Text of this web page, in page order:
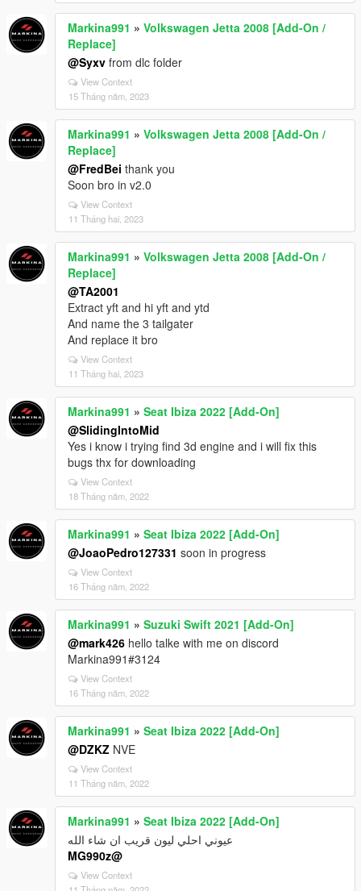
Markina991 » Volkswagen Jetta 2008 [Add-On /
Replace]
@Syxv from dlc folder
View Context
15 Tháng năm, 2023
Markina991 » Volkswagen Jetta 2008 [Add-On /
Replace]
@FredBei thank you
Soon bro in v2.0
View Context
11 Tháng hai, 2023
Markina991 » Volkswagen Jetta 2008 [Add-On /
Replace]
@TA2001
Extract yft and hi yft and ytd
And name the 3 tailgater
And replace it bro
View Context
11 Tháng hai, 2023
Markina991 » Seat Ibiza 2022 [Add-On]
@SlidingIntoMid
Yes i know i trying find 3d engine and i will fix this
bugs thx for downloading
View Context
18 Tháng năm, 2022
Markina991 » Seat Ibiza 2022 [Add-On]
@JoaoPedro127331 soon in progress
View Context
16 Tháng năm, 2022
Markina991 » Suzuki Swift 2021 [Add-On]
@mark426 hello talke with me on discord
Markina991#3124
View Context
16 Tháng năm, 2022
Markina991 » Seat Ibiza 2022 [Add-On]
@DZKZ NVE
View Context
11 Tháng năm, 2022
Markina991 » Seat Ibiza 2022 [Add-On]
عيوني احلي ليون قريب ان شاء الله
@MG990z
View Context